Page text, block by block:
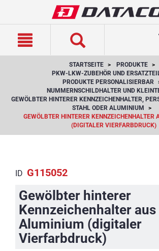
STARTSEITE
PRODUKTE
PKW-LKW-ZUBEHÖR UND
PRODUKTE PERSONALISIERBAR
NUMMERNSCHILDHALTER UND
GEWÖLBTER HINTERER KENNZEICHENHALTER,
STAHL ODER ALUMINIUM
GEWÖLBTER HINTERER KENNZEICHENHALTER
(DIGITALER VIERFARBDRUCK)
ID G115052
Gewölbter hinterer
Kennzeichenhalter aus
Aluminium (digitaler
Vierfarbdruck)